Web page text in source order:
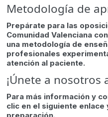
Metodología de
Prepárate para las
Comunidad Valenciana
una metodología de
profesionales
atención al paciente.
¡Únete a nosotros
Para más información y
clic en el siguiente enlace
preparación.